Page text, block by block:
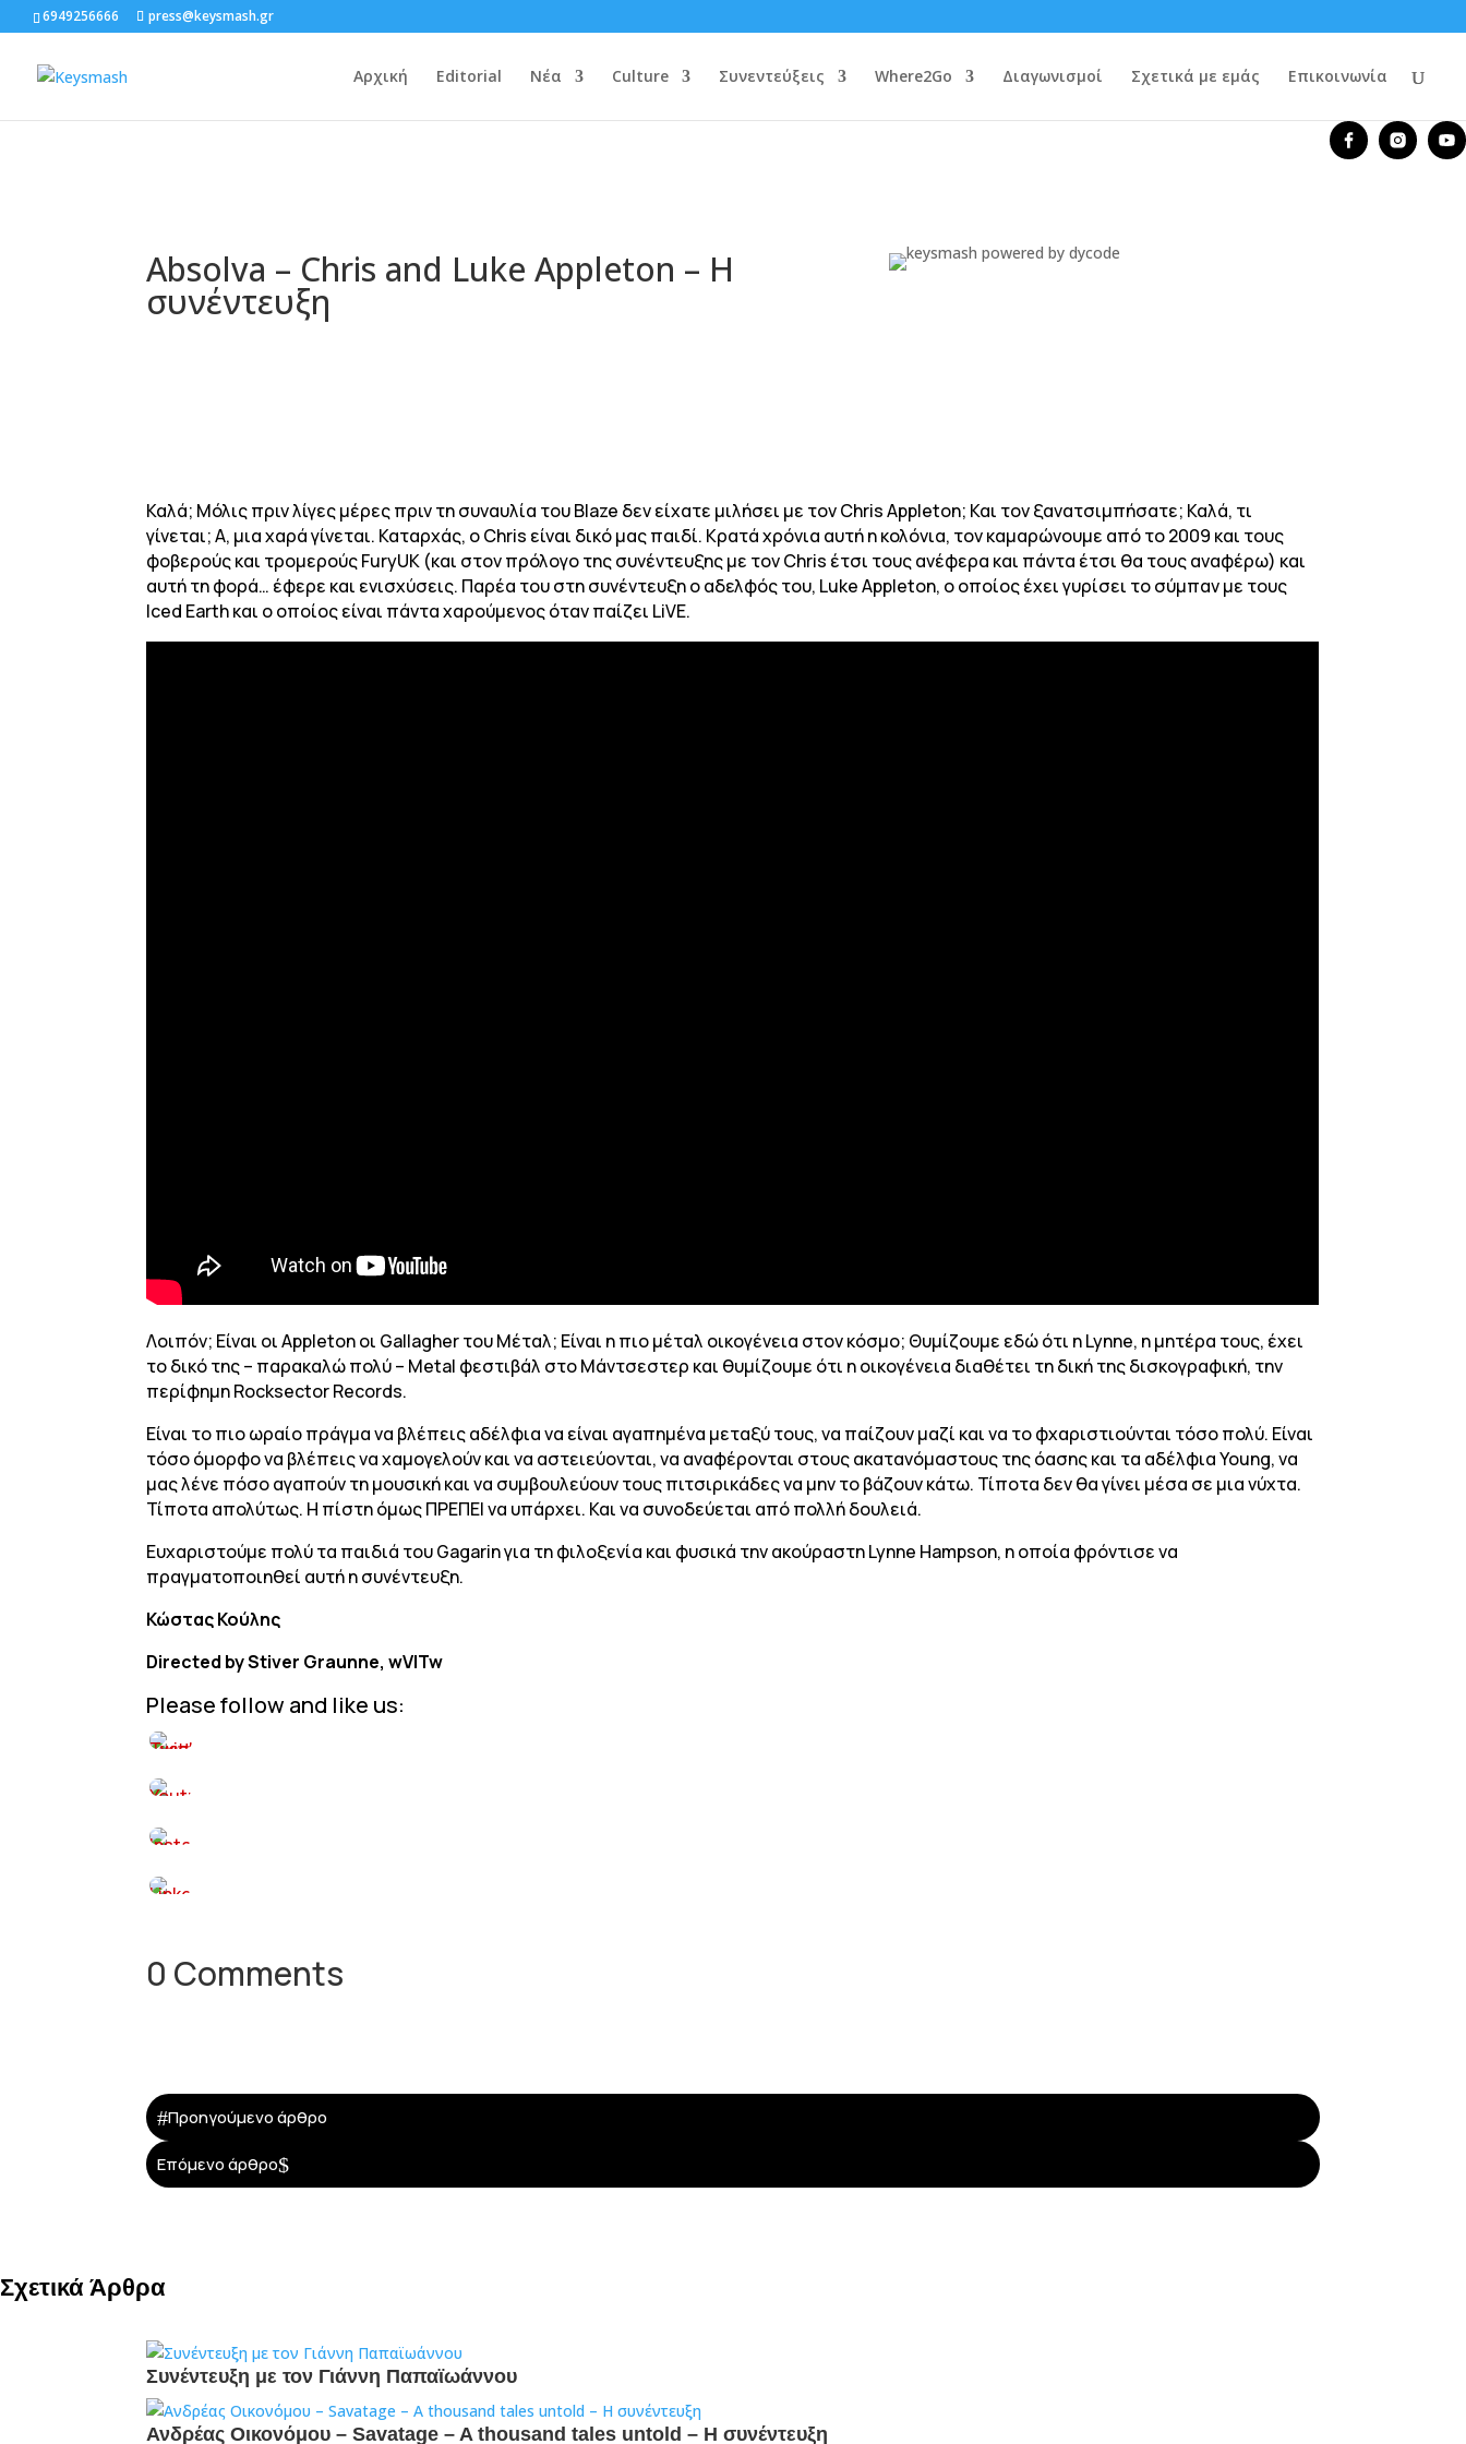
6949256666 press@keysmash.gr
Αρχική Editorial Νέα Culture Συνεντεύξεις Where2Go Διαγωνισμοί Σχετικά με εμάς Επικοινωνία
Absolva – Chris and Luke Appleton – H
συνέντευξη
Καλά; Μόλις πριν λίγες μέρες πριν τη συναυλία του Blaze δεν είχατε μιλήσει με τον Chris Appleton; Και τον ξανατσιμπήσατε; Καλά, τι
γίνεται; Α, μια χαρά γίνεται. Καταρχάς, ο Chris είναι δικό μας παιδί. Κρατά χρόνια αυτή η κολόνια, τον καμαρώνουμε από το 2009 και τους
φοβερούς και τρομερούς FuryUK (και στον πρόλογο της συνέντευξης με τον Chris έτσι τους ανέφερα και πάντα έτσι θα τους αναφέρω) και
αυτή τη φορά… έφερε και ενισχύσεις. Παρέα του στη συνέντευξη ο αδελφός του, Luke Appleton, ο οποίος έχει γυρίσει το σύμπαν με τους
Iced Earth και ο οποίος είναι πάντα χαρούμενος όταν παίζει LiVE.
Λοιπόν; Είναι οι Appleton οι Gallagher του Μέταλ; Είναι η πιο μέταλ οικογένεια στον κόσμο; Θυμίζουμε εδώ ότι η Lynne, η μητέρα τους, έχει
το δικό της – παρακαλώ πολύ – Metal φεστιβάλ στο Μάντσεστερ και θυμίζουμε ότι η οικογένεια διαθέτει τη δική της δισκογραφική, την
περίφημη Rocksector Records.
Είναι το πιο ωραίο πράγμα να βλέπεις αδέλφια να είναι αγαπημένα μεταξύ τους, να παίζουν μαζί και να το φχαριστιούνται τόσο πολύ. Είναι
τόσο όμορφο να βλέπεις να χαμογελούν και να αστειεύονται, να αναφέρονται στους ακατανόμαστους της όασης και τα αδέλφια Young, να
μας λένε πόσο αγαπούν τη μουσική και να συμβουλεύουν τους πιτσιρικάδες να μην το βάζουν κάτω. Τίποτα δεν θα γίνει μέσα σε μια νύχτα.
Τίποτα απολύτως. Η πίστη όμως ΠΡΕΠΕΙ να υπάρχει. Και να συνοδεύεται από πολλή δουλειά.
Ευχαριστούμε πολύ τα παιδιά του Gagarin για τη φιλοξενία και φυσικά την ακούραστη Lynne Hampson, η οποία φρόντισε να
πραγματοποιηθεί αυτή η συνέντευξη.
Κώστας Κούλης
Directed by Stiver Graunne, wVITw
Please follow and like us:
0 Comments
#Προηγούμενο άρθρο
Επόμενο άρθρο$
Σχετικά Άρθρα
Συνέντευξη με τον Γιάννη Παπαϊωάννου
Ανδρέας Οικονόμου – Savatage – A thousand tales untold – H συνέντευξη